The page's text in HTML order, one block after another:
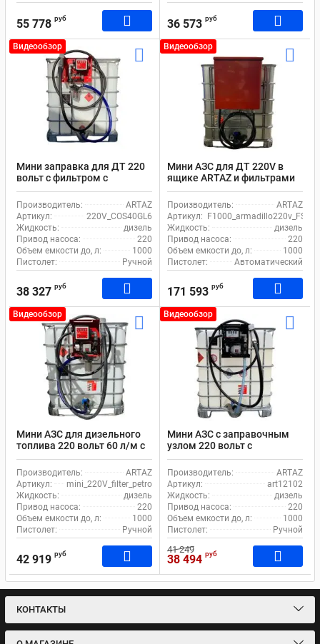
55 778 руб 36 573 руб
Видеообзор
Мини заправка для ДТ 220
вольт с фильтром с
прозрачной колбой
220V_COS40GL6
Производитель:
ARTAZ
Артикул:
220V_COS40GL6
Жидкость:
дизель
Привод насоса:
220
Объем емкости до, л:
1000
Пистолет:
Ручной
38 327 руб
Видеообзор
Мини АЗС для ДТ 220V в
ящике ARTAZ и фильтрами
Производитель:
ARTAZ
Артикул: F1000_armadillo220v_FS
Жидкость:
дизель
Привод насоса:
220
Объем емкости до, л:
1000
Пистолет:
Автоматический
171 593 руб
Видеообзор
Мини АЗС для дизельного
топлива 220 вольт 60 л/м с
фильтром с прозрачной
колбой Artaz
mini_AZS_220V_filter_petro
Производитель:
ARTAZ
Артикул:
mini_220V_filter_petro
Жидкость:
дизель
Привод насоса:
220
Объем емкости до, л:
1000
Пистолет:
Ручной
42 919 руб
Видеообзор
Мини АЗС с заправочным
узлом 220 вольт с
принудительным
охлаждением
Производитель:
ARTAZ
Артикул:
art12102
Жидкость:
дизель
Привод насоса:
220
Объем емкости до, л:
1000
Пистолет:
Ручной
41 249
38 494 руб
КОНТАКТЫ